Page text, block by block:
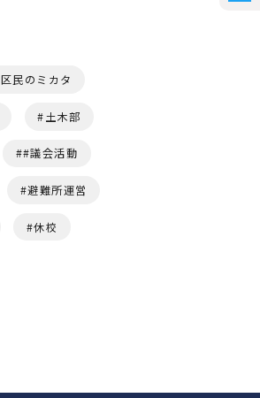
区民のミカタ
土木部
#議会活動
避難所運営
休校